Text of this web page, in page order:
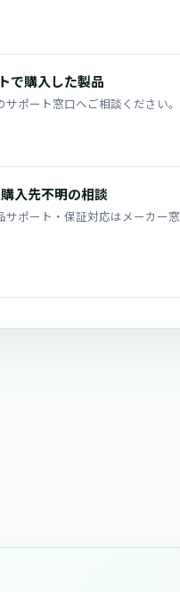
で購入した製品
ポート窓口へご相談ください。
入先不明の相談
サポート・保証対応はメーカー窓